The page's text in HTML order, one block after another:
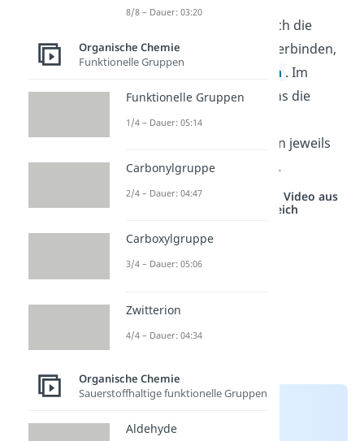
Die Reaktion, durch die sich die
Monomere miteinander verbinden,
nennst du
Polymerisation . Im
Folgenden schauen wir uns die
unterschiedlichen
Polymerisationsreaktionen jeweils
anhand eines Beispiels an.
Studyflix vernetzt: Hier ein Video aus
einem anderen Bereich
8/8 – Dauer: 03:20
Organische Chemie
Funktionelle Gruppen
Funktionelle Gruppen
1/4 – Dauer: 05:14
Carbonylgruppe
2/4 – Dauer: 04:47
Carboxylgruppe
3/4 – Dauer: 05:06
Zwitterion
4/4 – Dauer: 04:34
Organische Chemie
Sauerstoffhaltige funktionelle Gruppen
Aldehyde